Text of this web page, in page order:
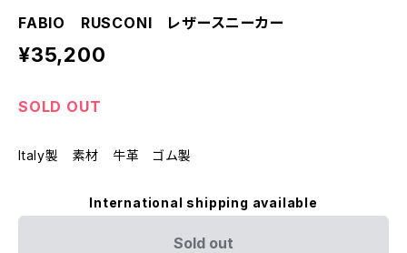
FABIO RUSCONI レザースニーカー
¥35,200
SOLD OUT
Italy製 素材 牛革 ゴム製
International shipping available
Sold out